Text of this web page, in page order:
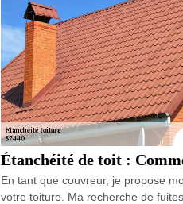
Étanchéité de toit :
En tant que couvreur, je propose
votre toiture. Ma recherche de